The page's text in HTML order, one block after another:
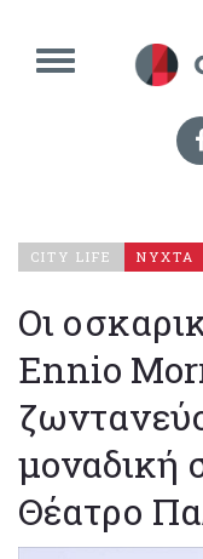
CITY LIFE ΝΥΧΤΑ
Οι
Ennio
μοναδική
Θέατρο